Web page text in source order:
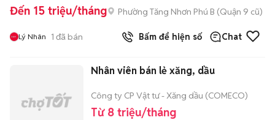
Đến 15 triệu/tháng Phường Tăng Nhơn Phú B (Quận 9 cũ)
Lý Nhân 1 đã bán Bấm để hiện số Chat
Nhân viên bán lẻ xăng, dầu
Công ty CP Vật tư - Xăng dầu (COMECO)
Từ 8 triệu/tháng